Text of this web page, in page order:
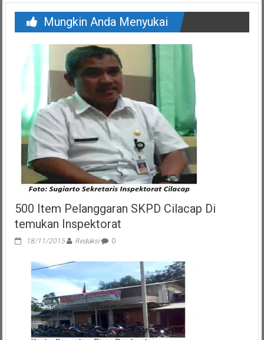
Mungkin Anda Menyukai
500 Item Pelanggaran SKPD Cilacap Di
temukan Inspektorat
18/11/2015 Redaksi 0